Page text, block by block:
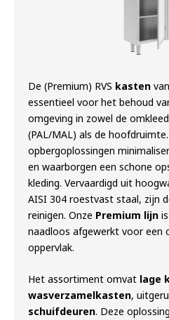
De (Premium) RVS kasten
essentieel voor het behoud
omgeving in zowel de
(PAL/MAL) als de
opbergoplossingen
en waarborgen een schone
kleding. Vervaardigd uit
AISI 304 roestvast staal, zijn
reinigen. Onze Premium lijn
naadloos afgewerkt voor een
oppervlak.
Het assortiment omvat lage
wasverzamelkasten,
schuifdeuren. Deze